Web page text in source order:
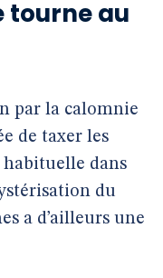
tourne au
par la calomnie
de taxer les
dans
du
a d’ailleurs une